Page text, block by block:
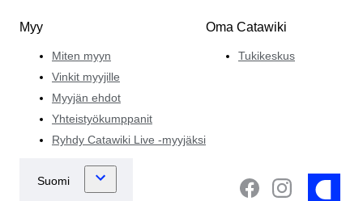
Myy
Miten myyn
Vinkit myyjille
Myyjän ehdot
Yhteistyökumppanit
Ryhdy Catawiki Live -myyjäksi
Oma Catawiki
Tukikeskus